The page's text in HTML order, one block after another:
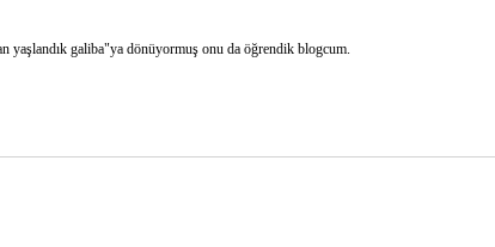
yaşlandık galiba"ya dönüyormuş onu da öğrendik blogcum.